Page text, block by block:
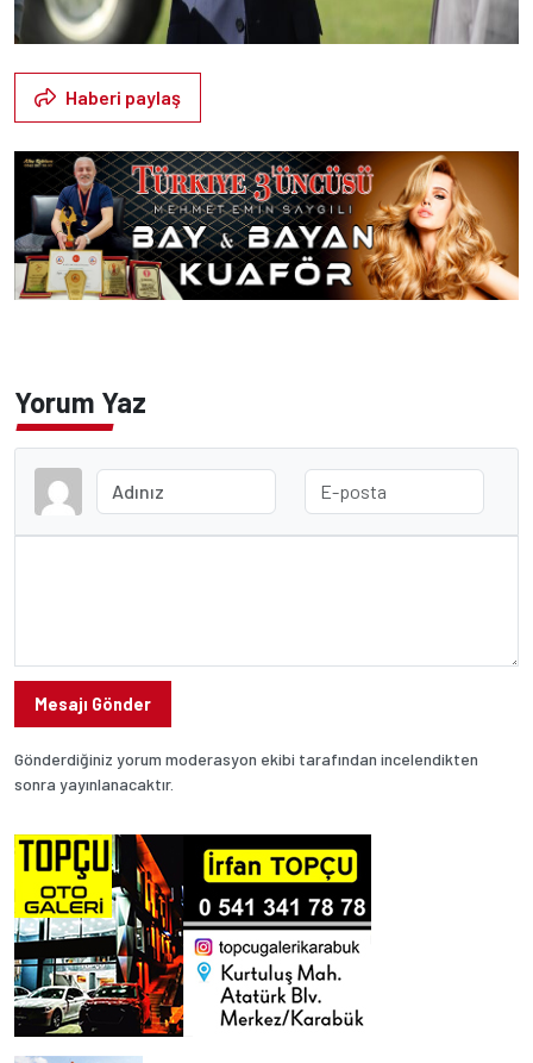
Haberi paylaş
Yorum Yaz
Mesajı Gönder
Gönderdiğiniz yorum moderasyon ekibi tarafından incelendikten
sonra yayınlanacaktır.